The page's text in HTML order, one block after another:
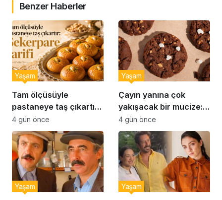
Benzer Haberler
Tam ölçüsüyle
pastaneye taş çıkartır:
Şekerpare tarifi
Yaşam
4 gün önce
Çayın yanına çok
yakışacak bir mucize:
Brownie tadında ıslak
kurabiye tarifi…
Yaşam
4 gün önce
Yaşam Yaşam